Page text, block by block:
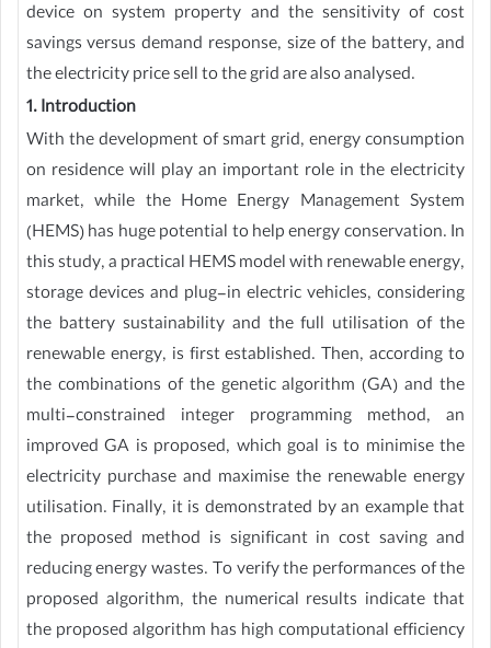
device on system property and the sensitivity of cost
savings versus demand response, size of the battery, and
the electricity price sell to the grid are also analysed.
1. Introduction
With the development of smart grid, energy consumption
on residence will play an important role in the electricity
market, while the Home Energy Management System
(HEMS) has huge potential to help energy conservation. In
this study, a practical HEMS model with renewable energy,
storage devices and plug-in electric vehicles, considering
the battery sustainability and the full utilisation of the
renewable energy, is first established. Then, according to
the combinations of the genetic algorithm (GA) and the
multi-constrained integer programming method, an
improved GA is proposed, which goal is to minimise the
electricity purchase and maximise the renewable energy
utilisation. Finally, it is demonstrated by an example that
the proposed method is significant in cost saving and
reducing energy wastes. To verify the performances of the
proposed algorithm, the numerical results indicate that
the proposed algorithm has high computational efficiency